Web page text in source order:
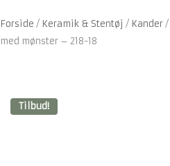
Forside / Keramik & Stentøj / Kander/
med mønster – 218-18
Tilbud!